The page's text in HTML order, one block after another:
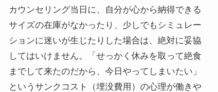
カウンセリング当日に、自分が心から納得できる
サイズの在庫がなかったり、少しでもシミュレー
ションに迷いが生じたりした場合は、絶対に妥協
してはいけません。「せっかく休みを取って絶食
までして来たのだから、今日やってしまいたい」
というサンクコスト（埋没費用）の心理が働きや